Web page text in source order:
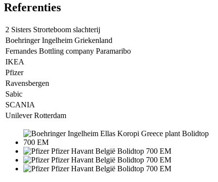
Referenties
2 Sisters Strorteboom slachterij
Boehringer Ingelheim Griekenland
Fernandes Bottling company Paramaribo
IKEA
Pfizer
Ravensbergen
Sabic
SCANIA
Unilever Rotterdam